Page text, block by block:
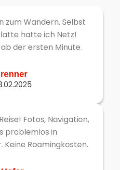
zum Wandern. Selbst
hatte ich Netz!
der ersten Minute.
Fotos, Navigation,
problemlos in
Roamingkosten.